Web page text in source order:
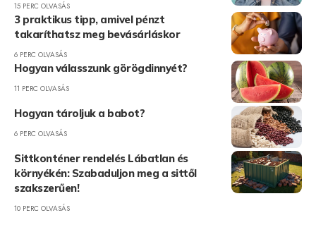
15 PERC OLVASÁS
3 praktikus tipp, amivel pénzt
takaríthatsz meg bevásárláskor
6 PERC OLVASÁS
Hogyan válasszunk görögdinnyét?
11 PERC OLVASÁS
Hogyan tároljuk a babot?
6 PERC OLVASÁS
Sittkonténer rendelés Lábatlan és
környékén: Szabaduljon meg a sittől
szakszerűen!
10 PERC OLVASÁS